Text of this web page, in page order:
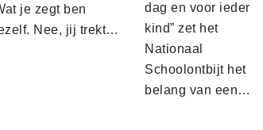
je zegt ben
Nee, jij trekt…
dag en voor ieder
kind” zet het
Nationaal
Schoolontbijt het
belang van een…